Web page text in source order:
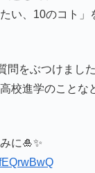
い、10のコト」
問をぶつけました
校進学のことな
に🎍✨